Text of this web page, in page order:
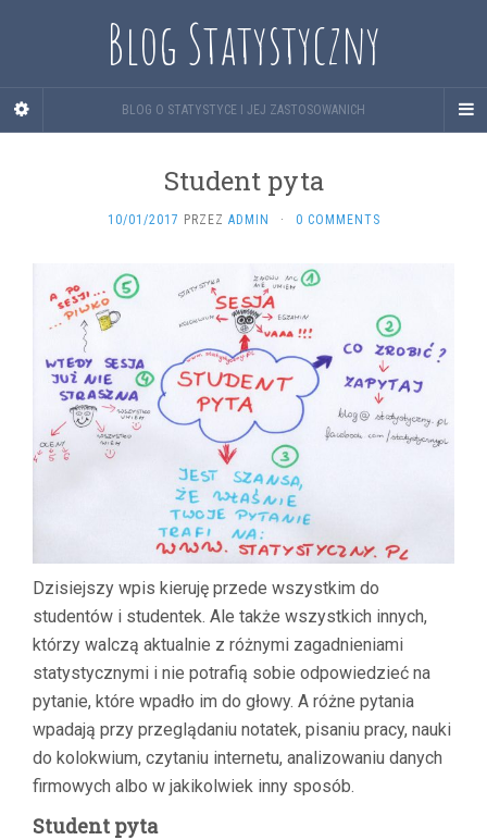
Blog Statystyczny
BLOG O STATYSTYCE I JEJ ZASTOSOWANICH
Student pyta
10/01/2017 PRZEZ ADMIN · 0 COMMENTS
Dzisiejszy wpis kieruję przede wszystkim do
studentów i studentek. Ale także wszystkich innych,
którzy walczą aktualnie z różnymi zagadnieniami
statystycznymi i nie potrafią sobie odpowiedzieć na
pytanie, które wpadło im do głowy. A różne pytania
wpadają przy przeglądaniu notatek, pisaniu pracy, nauki
do kolokwium, czytaniu internetu, analizowaniu danych
firmowych albo w jakikolwiek inny sposób.
Student pyta